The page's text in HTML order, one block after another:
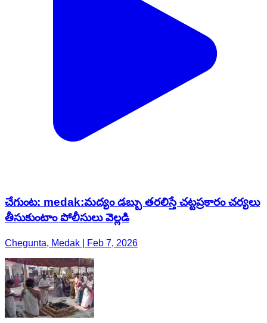
చేగుంట: medak:మద్యం డబ్బు తరలిస్తే చట్టప్రకారం చర్యలు
తీసుకుంటాం పోలీసులు వెల్లడి
Chegunta, Medak | Feb 7, 2026